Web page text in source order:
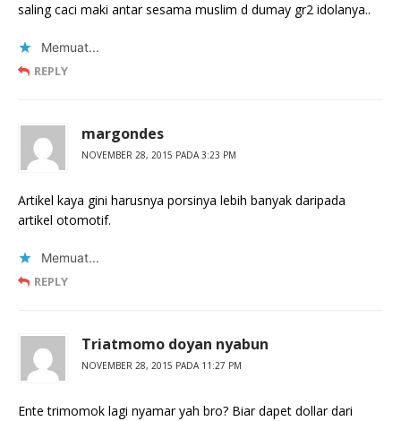
saling caci maki antar sesama muslim d dumay gr2 idolanya..
Memuat...
REPLY
margondes
NOVEMBER 28, 2015 PADA 3:23 PM
Artikel kaya gini harusnya porsinya lebih banyak daripada
artikel otomotif.
Memuat...
REPLY
Triatmomo doyan nyabun
NOVEMBER 28, 2015 PADA 11:27 PM
Ente trimomok lagi nyamar yah bro? Biar dapet dollar dari